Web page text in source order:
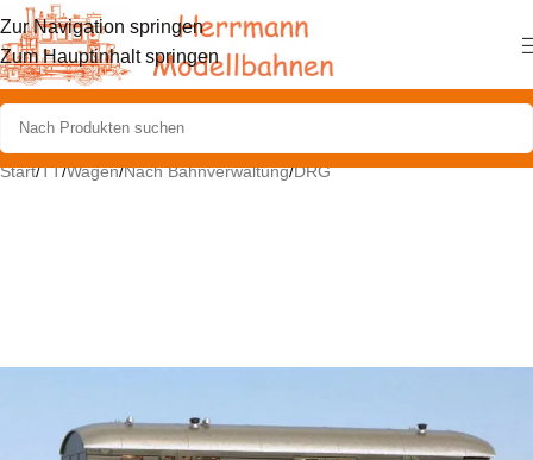
Zur Navigation springen
Zum Hauptinhalt springen
Start/TT/Wagen/Nach Bahnverwaltung/DRG